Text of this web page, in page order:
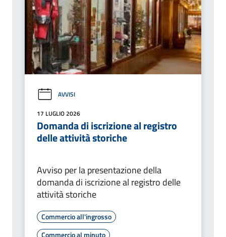
AVVISI
17 LUGLIO 2026
Domanda di iscrizione al registro
delle attività storiche
Avviso per la presentazione della
domanda di iscrizione al registro delle
attività storiche
Commercio all'ingrosso
Commercio al minuto